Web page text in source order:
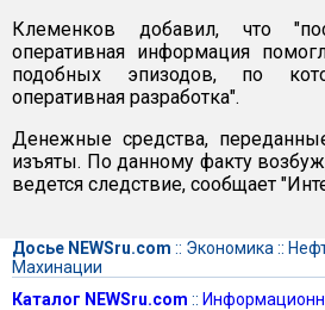
Клеменков добавил, что
оперативная информация
подобных эпизодов, по
оперативная разработка".
Денежные средства,
изъяты. По данному факту
ведется следствие, сообщает
Досье NEWSru.com :: Экономика ::
Махинации
Каталог NEWSru.com ::